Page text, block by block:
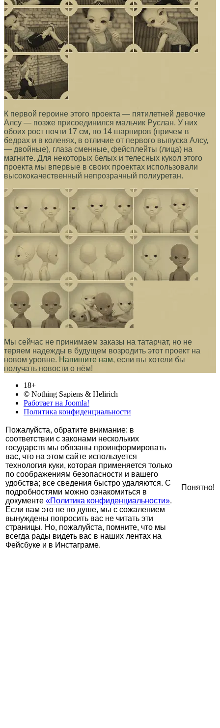
К первой героине этого проекта — пятилетней девочке
Алсу — позже присоединился мальчик Руслан. У них
обоих рост почти 17 см, по 14 шарниров (причем в
бедрах и в коленях, в отличие от первого выпуска Алсу,
— двойные), глаза сменные, фейсплейты (лица) на
магните. Для некоторых белых и телесных кукол этого
проекта мы впервые в своих проектах использовали
высококачественный непрозрачный полиуретан.
Мы сейчас не принимаем заказы на татарчат, но не
теряем надежды в будущем возродить этот проект на
новом уровне. Напишите нам, если вы хотели бы
получать новости о нём!
18+
© Nothing Sapiens & Helirich
Работает на Joomla!
Политика конфиденциальности
Пожалуйста, обратите внимание: в
соответствии с законами нескольких
государств мы обязаны проинформировать
вас, что на этом сайте используется
технология куки, которая применяется только
по соображениям безопасности и вашего
удобства; все сведения быстро удаляются. С
подробностями можно ознакомиться в
документе «Политика конфиденциальности».
Если вам это не по душе, мы с сожалением
вынуждены попросить вас не читать эти
страницы. Но, пожалуйста, помните, что мы
всегда рады видеть вас в наших лентах на
Фейсбуке и в Инстаграме.
Понятно!